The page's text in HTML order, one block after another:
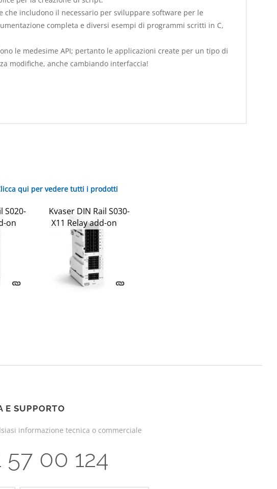
che includono il necessario per sviluppare software per le
completa e diversi esempi di programmi scritti in C,
le medesime API; pertanto le applicazioni create per un tipo di
modifiche, anche cambiando interfaccia!
qui per vedere tutti i prodotti
S020-
on
Kvaser DIN Rail S030-
X11 Relay add-on
E SUPPORTO
informazione tecnica o commerciale
57 00 124